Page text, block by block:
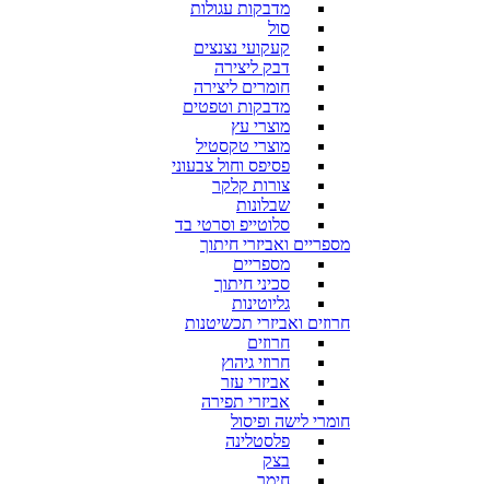
מדבקות עגולות
סול
קעקועי נצנצים
דבק ליצירה
חומרים ליצירה
מדבקות וטפטים
מוצרי עץ
מוצרי טקסטיל
פסיפס וחול צבעוני
צורות קלקר
שבלונות
סלוטייפ וסרטי בד
מספריים ואביזרי חיתוך
מספריים
סכיני חיתוך
גליוטינות
חרוזים ואביזרי תכשיטנות
חרוזים
חרוזי גיהוץ
אביזרי עזר
אביזרי תפירה
חומרי לישה ופיסול
פלסטלינה
בצק
חימר